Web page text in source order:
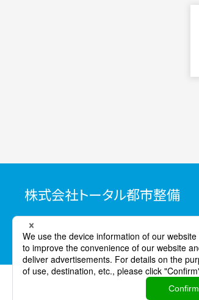
株式会社トータル都市整備
〒103-0027
東京都中央区日本橋3-10-5 オンワードパーク